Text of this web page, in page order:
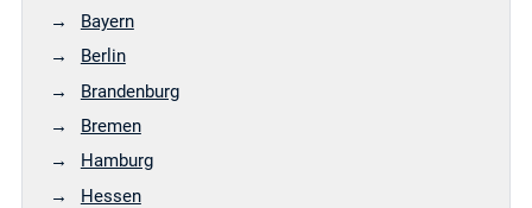
Bayern
Berlin
Brandenburg
Bremen
Hamburg
Hessen